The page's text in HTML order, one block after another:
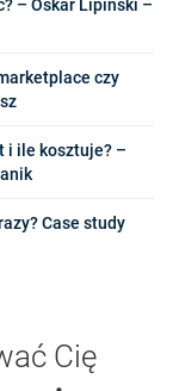
– Oskar Lipiński –
czy
i ile kosztuje? –
Case study
Cię